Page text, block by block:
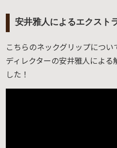
安井雅人によるエクスト
こちらのネックグリップにつ
ディレクターの安井雅人によ
した！